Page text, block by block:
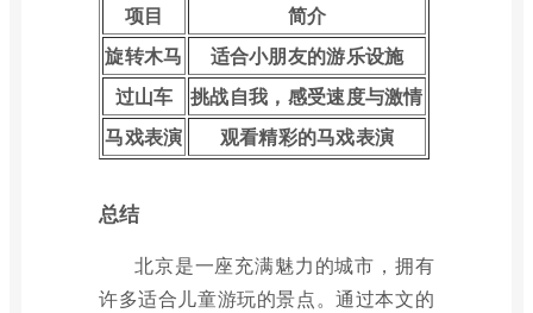
项目
简介
旋转木马
适合小朋友的游乐设施
过山车
挑战自我，感受速度与激情
马戏表演
观看精彩的马戏表演
总结
北京是一座充满魅力的城市，拥有
许多适合儿童游玩的景点。通过本文的